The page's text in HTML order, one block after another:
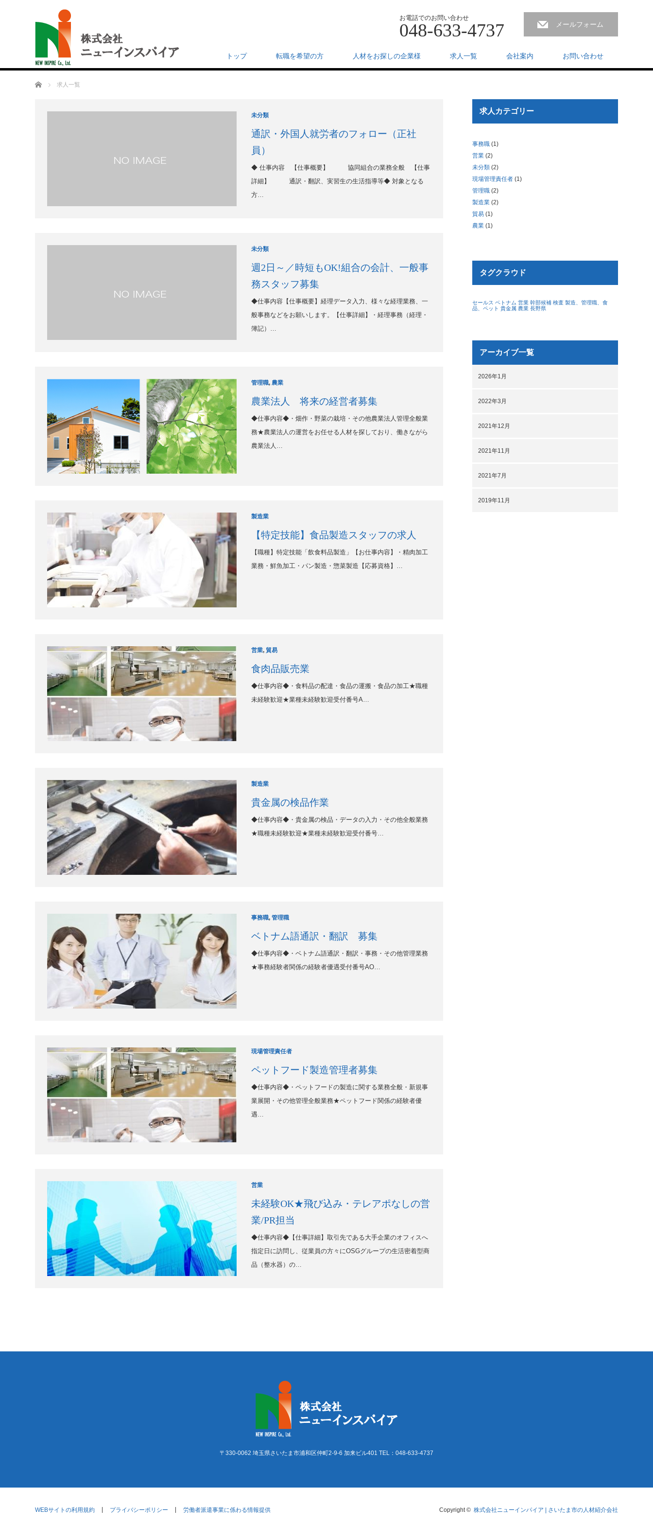
お電話でのお問い合わせ
048-633-4737 メールフォーム
トップ 転職を希望の方 人材をお探しの企業様 求人一覧 会社案内 お問い合わせ
ホーム 求人一覧
未分類
通訳・外国人就労者のフォロー（正社
員）
◆ 仕事内容 【仕事概要】 協同組合の業務全般 【仕事
詳細】 通訳・翻訳、実習生の生活指導等◆ 対象となる
方…
未分類
週2日～／時短もOK!組合の会計、一般事
務スタッフ募集
◆仕事内容【仕事概要】経理データ入力、様々な経理業務、一
般事務などをお願いします。【仕事詳細】・経理事務（経理・
簿記）…
管理職, 農業
農業法人 将来の経営者募集
◆仕事内容◆・畑作・野菜の栽培・その他農業法人管理全般業
務★農業法人の運営をお任せる人材を探しており、働きながら
農業法人…
製造業
【特定技能】食品製造スタッフの求人
【職種】特定技能「飲食料品製造」【お仕事内容】・精肉加工
業務・鮮魚加工・パン製造・惣菜製造【応募資格】…
営業, 貿易
食肉品販売業
◆仕事内容◆・食料品の配達・食品の運搬・食品の加工★職種
未経験歓迎★業種未経験歓迎受付番号A…
製造業
貴金属の検品作業
◆仕事内容◆・貴金属の検品・データの入力・その他全般業務
★職種未経験歓迎★業種未経験歓迎受付番号…
事務職, 管理職
ベトナム語通訳・翻訳 募集
◆仕事内容◆・ベトナム語通訳・翻訳・事務・その他管理業務
★事務経験者関係の経験者優遇受付番号AO…
現場管理責任者
ペットフード製造管理者募集
◆仕事内容◆・ペットフードの製造に関する業務全般・新規事
業展開・その他管理全般業務★ペットフード関係の経験者優
遇…
営業
未経験OK★飛び込み・テレアポなしの営
業/PR担当
◆仕事内容◆【仕事詳細】取引先である大手企業のオフィスへ
指定日に訪問し、従業員の方々にOSGグループの生活密着型商
品（整水器）の…
求人カテゴリー
事務職 (1)
営業 (2)
未分類 (2)
現場管理責任者 (1)
管理職 (2)
製造業 (2)
貿易 (1)
農業 (1)
タグクラウド
セールス ベトナム 営業 幹部候補 検査 製造、管理職、食
品、ペット 貴金属 農業 長野県
アーカイブ一覧
2026年1月
2022年3月
2021年12月
2021年11月
2021年7月
2019年11月
〒330-0062 埼玉県さいたま市浦和区仲町2-9-6 加来ビル401 TEL：048-633-4737
WEBサイトの利用規約 プライバシーポリシー 労働者派遣事業に係わる情報提供 Copyright © 株式会社ニューインパイア | さいたま市の人材紹介会社